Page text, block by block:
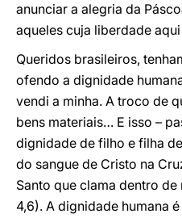
anunciar a alegria da
aqueles cuja liberdade
Queridos brasileiros,
ofendo a dignidade
vendi a minha. A troco de
bens materiais… E isso –
dignidade de filho e filha
do sangue de Cristo na
Santo que clama dentro de
4,6). A dignidade humana